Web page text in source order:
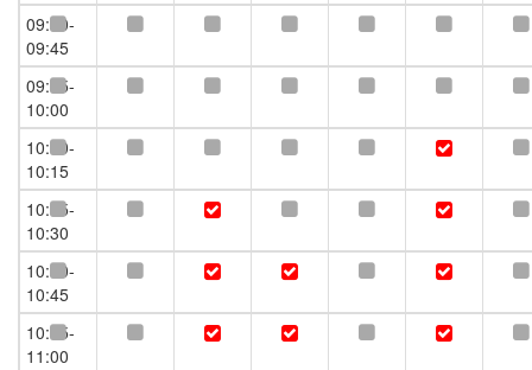
09:30-
09:45
09:45-
10:00
10:00-
10:15
10:15-
10:30
10:30-
10:45
10:45-
11:00